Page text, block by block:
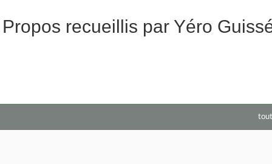
Propos recueillis par Yéro